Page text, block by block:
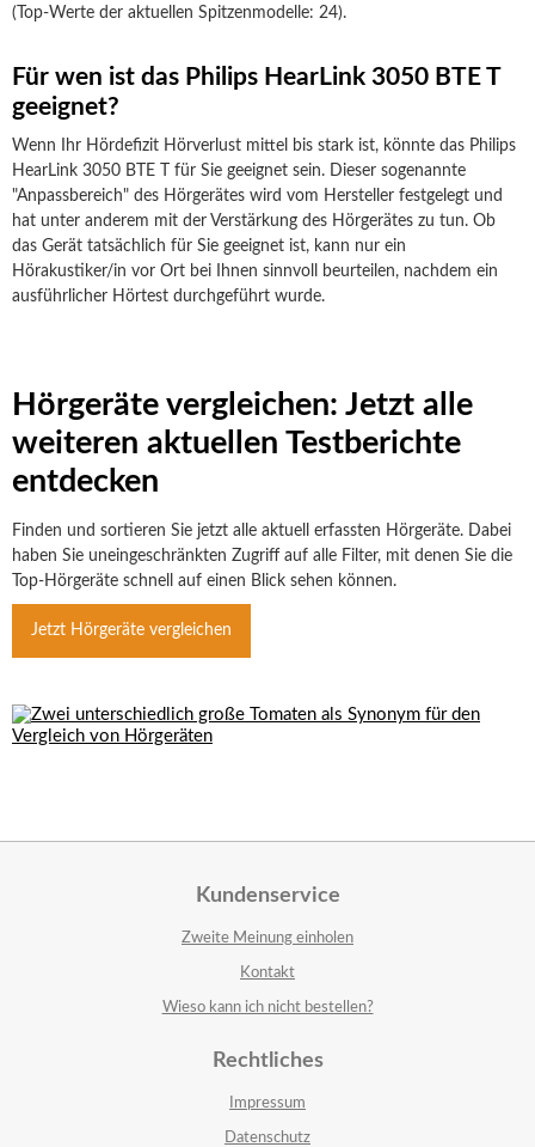
(Top-Werte der aktuellen Spitzenmodelle: 24).
Für wen ist das Philips HearLink 3050 BTE T
geeignet?
Wenn Ihr Hördefizit Hörverlust mittel bis stark ist, könnte das Philips
HearLink 3050 BTE T für Sie geeignet sein. Dieser sogenannte
"Anpassbereich" des Hörgerätes wird vom Hersteller festgelegt und
hat unter anderem mit der Verstärkung des Hörgerätes zu tun. Ob
das Gerät tatsächlich für Sie geeignet ist, kann nur ein
Hörakustiker/in vor Ort bei Ihnen sinnvoll beurteilen, nachdem ein
ausführlicher Hörtest durchgeführt wurde.
Hörgeräte vergleichen: Jetzt alle
weiteren aktuellen Testberichte
entdecken
Finden und sortieren Sie jetzt alle aktuell erfassten Hörgeräte. Dabei
haben Sie uneingeschränkten Zugriff auf alle Filter, mit denen Sie die
Top-Hörgeräte schnell auf einen Blick sehen können.
Jetzt Hörgeräte vergleichen
Kundenservice
Zweite Meinung einholen
Kontakt
Wieso kann ich nicht bestellen?
Rechtliches
Impressum
Datenschutz